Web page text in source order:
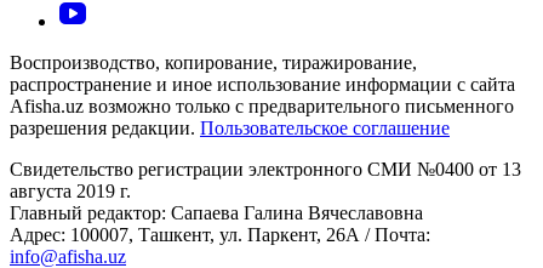
Воспроизводство, копирование, тиражирование,
распространение и иное использование информации с сайта
Afisha.uz возможно только с предварительного письменного
разрешения редакции. Пользовательское соглашение
Свидетельство регистрации электронного СМИ №0400 от 13
августа 2019 г.
Главный редактор: Сапаева Галина Вячеславовна
Адрес: 100007, Ташкент, ул. Паркент, 26А / Почта:
info@afisha.uz